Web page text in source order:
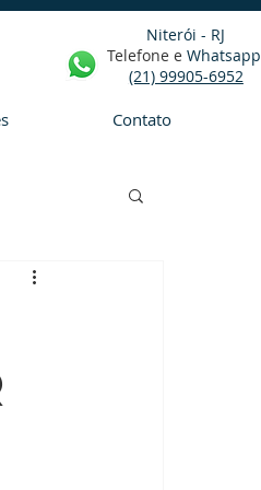
Contato
Niterói - RJ
Telefone e Whatsapp
(21) 99905-6952